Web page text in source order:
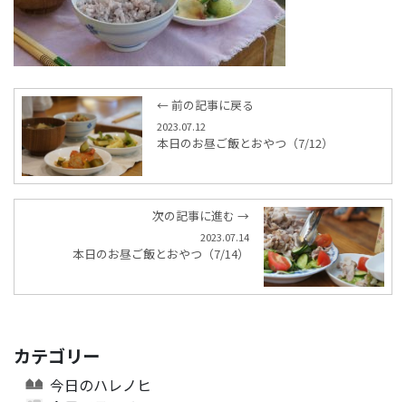
← 前の記事に戻る
2023.07.12
本日のお昼ご飯とおやつ（7/12）
次の記事に進む →
2023.07.14
本日のお昼ご飯とおやつ（7/14）
カテゴリー
今日のハレノヒ